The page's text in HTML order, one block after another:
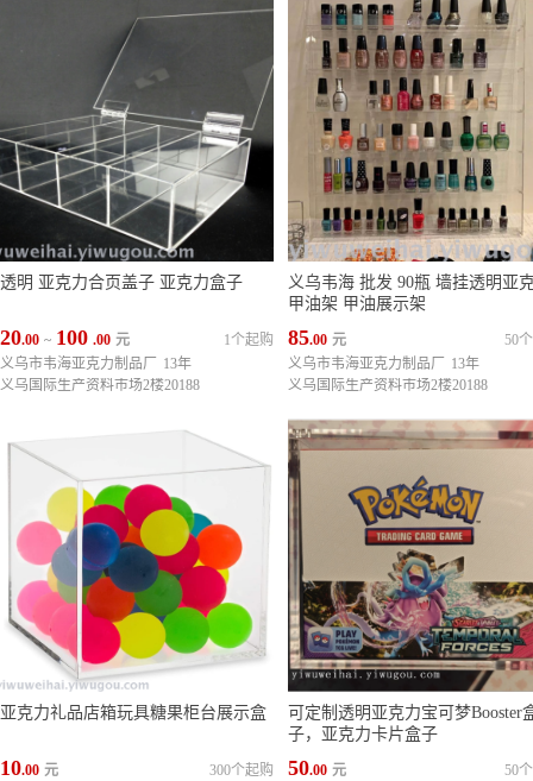
透明 亚克力合页盖子 亚克力盒子
20.00 ~ 100 .00 元
1个起购
义乌市韦海亚克力制品厂
13年
义乌国际生产资料市场2楼20188
义乌韦海 批发 90瓶 墙挂透明亚
甲油架 甲油展示架
85.00 元
50
义乌市韦海亚克力制品厂
13年
义乌国际生产资料市场2楼20188
亚克力礼品店箱玩具糖果柜台展示盒
10.00 元
300个起购
可定制透明亚克力宝可梦Booster
子，亚克力卡片盒子
50.00 元
50